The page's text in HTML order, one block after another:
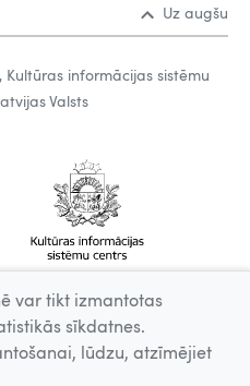
Uz augšu
informācijas sistēmu
Valsts
var tikt izmantotas
sīkdatnes.
lūdzu, atzīmējiet